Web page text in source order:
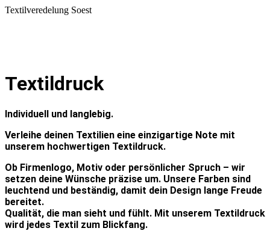
Textilveredelung Soest
Textildruck
Individuell und langlebig.
Verleihe deinen Textilien eine einzigartige Note mit
unserem hochwertigen Textildruck.
Ob Firmenlogo, Motiv oder persönlicher Spruch – wir
setzen deine Wünsche präzise um. Unsere Farben sind
leuchtend und beständig, damit dein Design lange Freude
bereitet.
Qualität, die man sieht und fühlt. Mit unserem Textildruck
wird jedes Textil zum Blickfang.